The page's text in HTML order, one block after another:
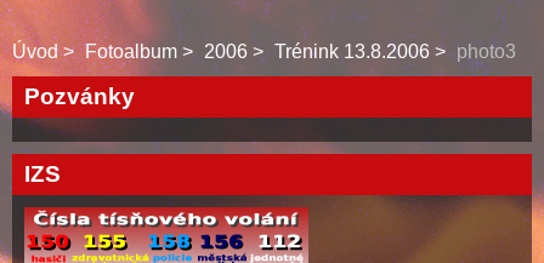
Úvod Fotoalbum 2006 Trénink 13.8.2006 photo3
Pozvánky
IZS